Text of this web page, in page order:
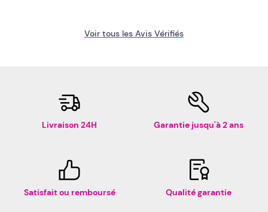
Voir tous les Avis Vérifiés
Livraison 24H Garantie jusqu'à 2 ans
Satisfait ou remboursé Qualité garantie